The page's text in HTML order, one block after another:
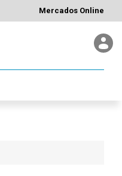
Mercados Online